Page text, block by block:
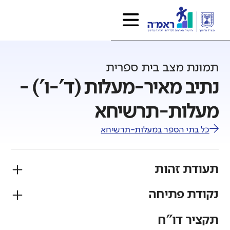
תמונת מצב בית ספרית
נתיב מאיר-מעלות (ד'-ו') -
מעלות-תרשיחא
כל בתי הספר במעלות-תרשיחא
תעודת זהות
פיקוח
נקודת פתיחה
תקציר דו"ח